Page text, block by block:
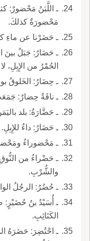
مَحْضورَةٌ كذلكَ.
ـ حَضَرْنا عن ماءِ كذا: تَحَوَّلْنا عنه.
ـ حَضَارُ: جَبَلٌ بينَ
الحُمْرُ من الإِبِلِ،
ـ حِضَارُ: الخَلوقُ
ـ ناقَةٌ حِضارٌ:
ـ حَضَّارَةُ: بلد
ـ حَضَارُ: داءٌ للإِبِلِ.
ـ مَحْضوراءُ
ـ حَضْراءُ
والشُّرْبِ.
ـ حُضُرُ: الرجُلُ
ـ أُسَيْدُ بنُ حُضَيْرٍ:
الكَتَائِبِ.
ـ احْتُضِرَ: حَضَرَهُ